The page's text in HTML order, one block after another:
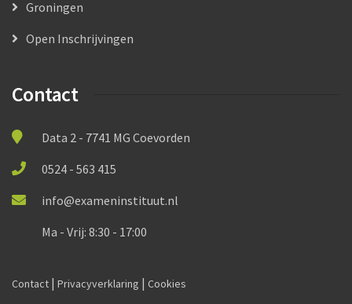
Groningen
Open Inschrijvingen
Contact
Data 2 - 7741 MG Coevorden
0524 - 563 415
info@exameninstituut.nl
Ma - Vrij: 8:30 - 17:00
Contact | Privacyverklaring | Cookies